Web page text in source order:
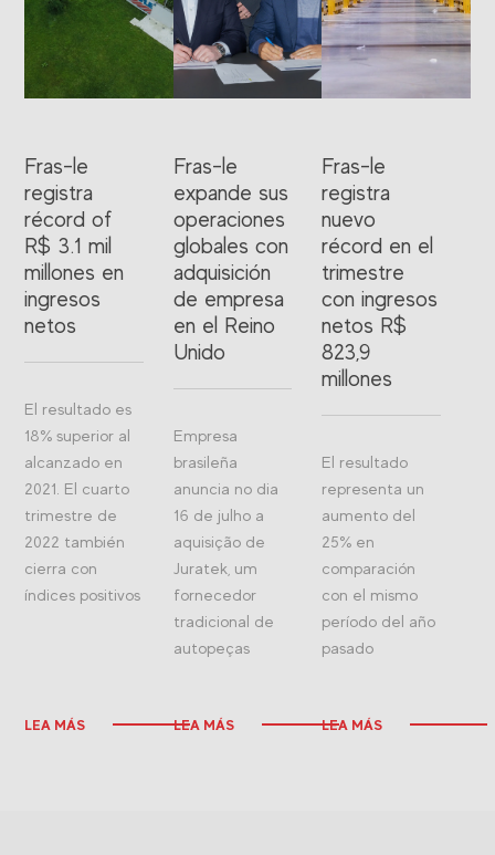
Fras-le
registra
récord of
R$ 3.1 mil
millones en
ingresos
netos
El resultado es
18% superior al
alcanzado en
2021. El cuarto
trimestre de
2022 también
cierra con
índices positivos
LEA MÁS
Fras-le
expande sus
operaciones
globales con
adquisición
de empresa
en el Reino
Unido
Empresa
brasileña
anuncia no dia
16 de julho a
aquisição de
Juratek, um
fornecedor
tradicional de
autopeças
LEA MÁS
Fras-le
registra
nuevo
récord en el
trimestre
con ingresos
netos R$
823,9
millones
El resultado
representa un
aumento del
25% en
comparación
con el mismo
período del año
pasado
LEA MÁS